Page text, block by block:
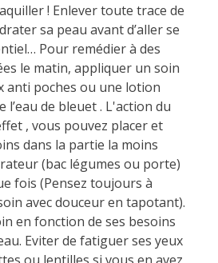
! Enlever toute trace de
sa peau avant d’aller se
Pour remédier à des
le matin, appliquer un soin
anti poches ou une lotion
l’eau de bleuet . L'action du
, vous pouvez placer et
dans la partie la moins
(bac légumes ou porte)
fois (Pensez toujours à
avec douceur en tapotant).
en fonction de ses besoins
Eviter de fatiguer ses yeux